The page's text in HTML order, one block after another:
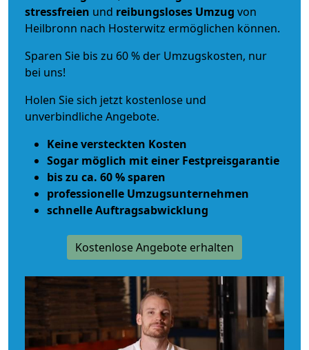
stressfreien und reibungsloses Umzug von
Heilbronn nach Hosterwitz ermöglichen können.
Sparen Sie bis zu 60 % der Umzugskosten, nur
bei uns!
Holen Sie sich jetzt kostenlose und
unverbindliche Angebote.
Keine versteckten Kosten
Sogar möglich mit einer Festpreisgarantie
bis zu ca. 60 % sparen
professionelle Umzugsunternehmen
schnelle Auftragsabwicklung
Kostenlose Angebote erhalten